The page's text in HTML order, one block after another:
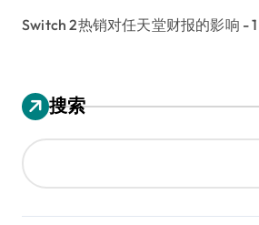
Switch 2热销对任天堂财报的影响 -
搜索